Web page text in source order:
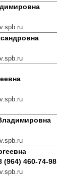
(964) 460-74-98